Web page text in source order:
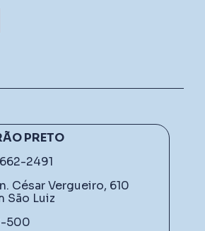
PRETO
2491
César Vergueiro, 610
São Luiz
500